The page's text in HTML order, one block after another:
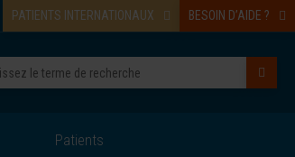
PATIENTS INTERNATIONAUX BESOIN D’AIDE ?
Patients